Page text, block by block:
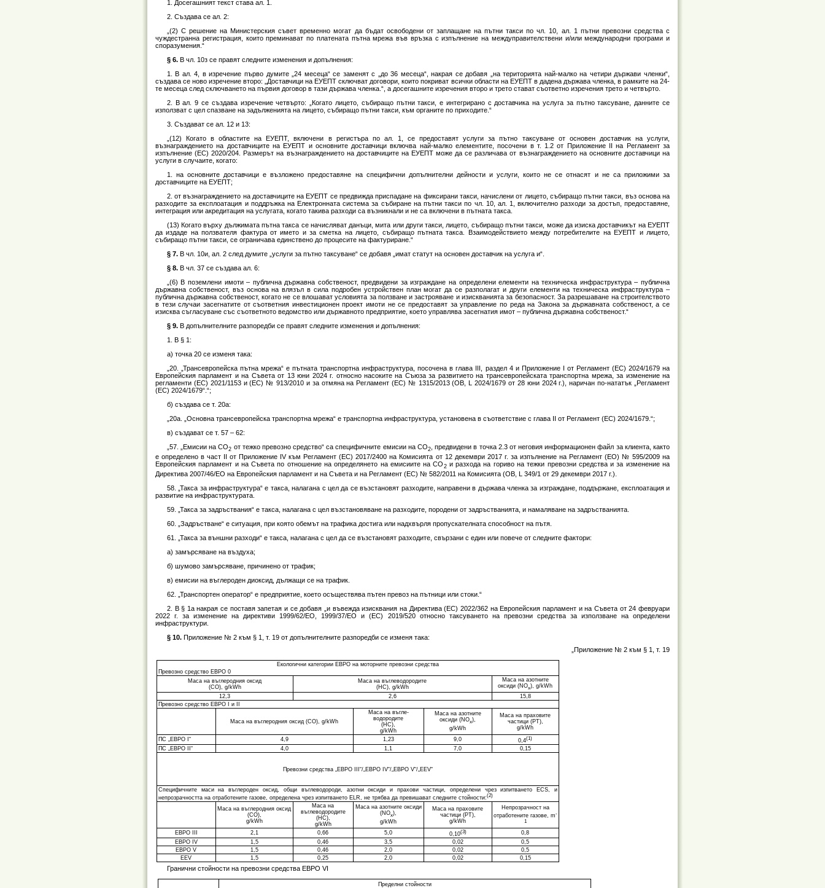
1. Досегашният текст става ал. 1.
2. Създава се ал. 2:
„(2) С решение на Министерския съвет временно могат да бъдат освободени от заплащане на пътни такси по чл. 10, ал. 1 пътни превозни средства с
чуждестранна регистрация, които преминават по платената пътна мрежа във връзка с изпълнение на междуправителствени и/или международни програми и
споразумения.“
§ 6. В чл. 10з се правят следните изменения и допълнения:
1. В ал. 4, в изречение първо думите „24 месеца“ се заменят с „до 36 месеца“, накрая се добавя „на територията най-малко на четири държави членки“,
създава се ново изречение второ: „Доставчици на ЕУЕПТ сключват договори, които покриват всички области на ЕУЕПТ в дадена държава членка, в рамките на 24-
те месеца след сключването на първия договор в тази държава членка.“, а досегашните изречения второ и трето стават съответно изречения трето и четвърто.
2. В ал. 9 се създава изречение четвърто: „Когато лицето, събиращо пътни такси, е интегрирано с доставчика на услуга за пътно таксуване, данните се
използват с цел спазване на задълженията на лицето, събиращо пътни такси, към органите по приходите.“
3. Създават се ал. 12 и 13:
„(12) Когато в областите на ЕУЕПТ, включени в регистъра по ал. 1, се предоставят услуги за пътно таксуване от основен доставчик на услуги,
възнаграждението на доставчиците на ЕУЕПТ и основните доставчици включва най-малко елементите, посочени в т. 1.2 от Приложение II на Регламент за
изпълнение (ЕС) 2020/204. Размерът на възнаграждението на доставчиците на ЕУЕПТ може да се различава от възнаграждението на основните доставчици на
услуги в случаите, когато:
1. на основните доставчици е възложено предоставяне на специфични допълнителни дейности и услуги, които не се отнасят и не са приложими за
доставчиците на ЕУЕПТ;
2. от възнаграждението на доставчиците на ЕУЕПТ се предвижда приспадане на фиксирани такси, начислени от лицето, събиращо пътни такси, въз основа на
разходите за експлоатация и поддръжка на Електронната система за събиране на пътни такси по чл. 10, ал. 1, включително разходи за достъп, предоставяне,
интеграция или акредитация на услугата, когато такива разходи са възникнали и не са включени в пътната такса.
(13) Когато върху дължимата пътна такса се начисляват данъци, мита или други такси, лицето, събиращо пътни такси, може да изиска доставчикът на ЕУЕПТ
да издаде на ползвателя фактура от името и за сметка на лицето, събиращо пътната такса. Взаимодействието между потребителите на ЕУЕПТ и лицето,
събиращо пътни такси, се ограничава единствено до процесите на фактуриране.“
§ 7. В чл. 10и, ал. 2 след думите „услуги за пътно таксуване“ се добавя „имат статут на основен доставчик на услуга и“.
§ 8. В чл. 37 се създава ал. 6:
„(6) В поземлени имоти – публична държавна собственост, предвидени за изграждане на определени елементи на техническа инфраструктура – публична
държавна собственост, въз основа на влязъл в сила подробен устройствен план могат да се разполагат и други елементи на техническа инфраструктура –
публична държавна собственост, когато не се влошават условията за ползване и застрояване и изискванията за безопасност. За разрешаване на строителството
в тези случаи засегнатите от съответния инвестиционен проект имоти не се предоставят за управление по реда на Закона за държавната собственост, а се
изисква съгласуване със съответното ведомство или държавното предприятие, което управлява засегнатия имот – публична държавна собственост.“
§ 9. В допълнителните разпоредби се правят следните изменения и допълнения:
1. В § 1:
а) точка 20 се изменя така:
„20. „Трансевропейска пътна мрежа“ е пътната транспортна инфраструктура, посочена в глава III, раздел 4 и Приложение I от Регламент (ЕС) 2024/1679 на
Европейския парламент и на Съвета от 13 юни 2024 г. относно насоките на Съюза за развитието на трансевропейската транспортна мрежа, за изменение на
регламенти (ЕС) 2021/1153 и (ЕС) № 913/2010 и за отмяна на Регламент (ЕС) № 1315/2013 (OB, L 2024/1679 от 28 юни 2024 г.), наричан по-нататък „Регламент
(ЕС) 2024/1679“.“;
б) създава се т. 20а:
„20а. „Основна трансевропейска транспортна мрежа“ е транспортна инфраструктура, установена в съответствие с глава II от Регламент (ЕС) 2024/1679.“;
в) създават се т. 57 – 62:
„57. „Емисии на CO2 от тежко превозно средство“ са специфичните емисии на CO2 , предвидени в точка 2.3 от неговия информационен файл за клиента, както
е определено в част II от Приложение IV към Регламент (ЕС) 2017/2400 на Комисията от 12 декември 2017 г. за изпълнение на Регламент (ЕО) № 595/2009 на
Европейския парламент и на Съвета по отношение на определянето на емисиите на CO2и разхода на гориво на тежки превозни средства и за изменение на
Директива 2007/46/ЕО на Европейския парламент и на Съвета и на Регламент (ЕС) № 582/2011 на Комисията (OB, L 349/1 от 29 декември 2017 г.).
58. „Такса за инфраструктура“ е такса, налагана с цел да се възстановят разходите, направени в държава членка за изграждане, поддържане, експлоатация и
развитие на инфраструктурата.
59. „Такса за задръствания“ е такса, налагана с цел възстановяване на разходите, породени от задръстванията, и намаляване на задръстванията.
60. „Задръстване“ е ситуация, при която обемът на трафика достига или надхвърля пропускателната способност на пътя.
61. „Такса за външни разходи“ е такса, налагана с цел да се възстановят разходите, свързани с един или повече от следните фактори:
а) замърсяване на въздуха;
б) шумово замърсяване, причинено от трафик;
в) емисии на въглероден диоксид, дължащи се на трафик.
62. „Транспортен оператор“ е предприятие, което осъществява пътен превоз на пътници или стоки.“
2. В § 1а накрая се поставя запетая и се добавя „и въвежда изисквания на Директива (ЕС) 2022/362 на Европейския парламент и на Съвета от 24 февруари
2022 г. за изменение на директиви 1999/62/ЕО, 1999/37/ЕО и (ЕС) 2019/520 относно таксуването на превозни средства за използване на определени
инфраструктури.
§ 10.Приложение № 2 към § 1, т. 19 от допълнителните разпоредби се изменя така:
„Приложение № 2 към § 1, т. 19
Екологични категории ЕВРО на моторните превозни средства
Превозно средство ЕВРО 0
Маса на въглеродния оксид
(СО), g/kWh
Маса на въглеводородите
(HC), g/kWh
Маса на азотните
оксиди (NOx), g/kWh
12,3
2,6
15,8
Превозно средство ЕВРО I и II
Маса на въглеродния оксид (СО), g/kWh
Маса на въгле-
водородите
(HC),
g/kWh
Маса на азотните
оксиди (NОx),
g/kWh
Маса на праховите
частици (РТ),
g/kWh
ПС „ЕВРО I“
4,9 1,23 9,0 0,4(1)
ПС „ЕВРО II“ 4,0 1,1 7,0 0,15
Превозни средства „ЕВРО III“/„ЕВРО IV“/„ЕВРО V“/„EEV“
Специфичните маси на въглеродeн оксид, общи въглеводороди, азотни оксиди и прахови частици, определени чрез изпитването ECS, и
непрозрачността на отработените газове, определена чрез изпитването ELR, не трябва да превишават следните стойности:(2)
Маса на въглеродния оксид
(СО),
g/kWh
Маса на
въглеводородите
(HC),
g/kWh
Маса на азотните оксиди
(NOx),
g/kWh
Маса на праховите
частици (РТ),
g/kWh
Непрозрачност на
отработените газове, m-
1
ЕВРО III 2,1 0,66 5,0 0,10(3)
0,8
ЕВРО IV
1,5 0,46 3,5 0,02
0,5
ЕВРО V
1,5 0,46 2,0 0,02
0,5
EEV
1,5 0,25 2,0 0,02 0,15
Гранични стойности на превозни средства ЕВРО VI
Пределни стойности